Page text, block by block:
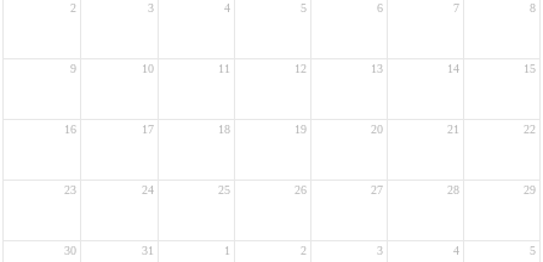
2 3 4 5 6 7 8
9 10 11 12 13 14 15
16 17 18 19 20 21 22
23 24 25 26 27 28 29
30 31 1 2 3 4 5